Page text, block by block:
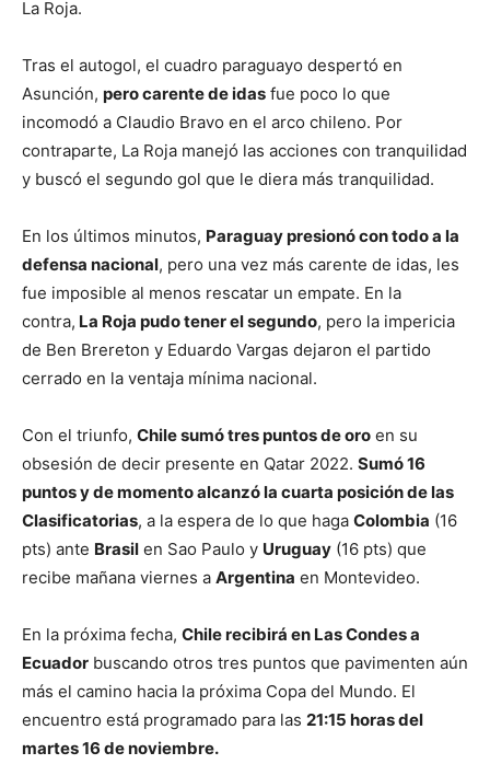
La Roja.
Tras el autogol, el cuadro paraguayo despertó en
Asunción, pero carente de idas fue poco lo que
incomodó a Claudio Bravo en el arco chileno. Por
contraparte, La Roja manejó las acciones con tranquilidad
y buscó el segundo gol que le diera más tranquilidad.
En los últimos minutos, Paraguay presionó con todo a la
defensa nacional, pero una vez más carente de idas, les
fue imposible al menos rescatar un empate. En la
contra, La Roja pudo tener el segundo, pero la impericia
de Ben Brereton y Eduardo Vargas dejaron el partido
cerrado en la ventaja mínima nacional.
Con el triunfo, Chile sumó tres puntos de oro en su
obsesión de decir presente en Qatar 2022. Sumó 16
puntos y de momento alcanzó la cuarta posición de las
Clasificatorias, a la espera de lo que haga Colombia (16
pts) ante Brasil en Sao Paulo y Uruguay (16 pts) que
recibe mañana viernes a Argentina en Montevideo.
En la próxima fecha, Chile recibirá en Las Condes a
Ecuador buscando otros tres puntos que pavimenten aún
más el camino hacia la próxima Copa del Mundo. El
encuentro está programado para las 21:15 horas del
martes 16 de noviembre.